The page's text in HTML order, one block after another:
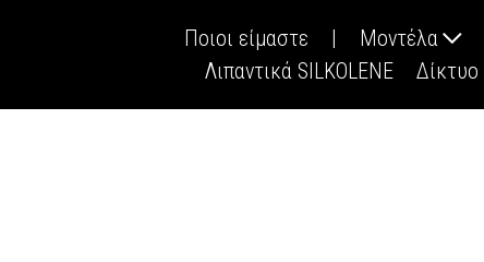
Ποιοι είμαστε | Μοντέλα
Λιπαντικά SILKOLENE
Δίκτυο